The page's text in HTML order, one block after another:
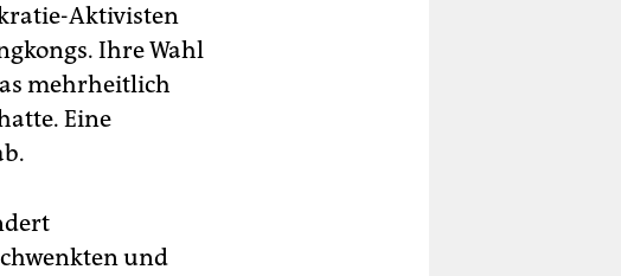
Aktivisten
Ihre Wahl
mehrheitlich
Eine
und